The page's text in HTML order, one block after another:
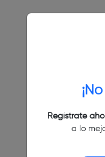
Regístrate
a lo